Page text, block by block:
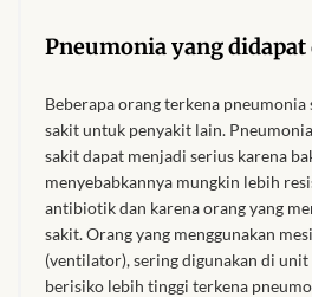
Pneumonia yang
Beberapa orang terkena
sakit untuk penyakit lain.
sakit dapat menjadi serius karena
menyebabkannya mungkin lebih
antibiotik dan karena orang yang
sakit. Orang yang menggunakan
(ventilator), sering digunakan di
berisiko lebih tinggi terkena